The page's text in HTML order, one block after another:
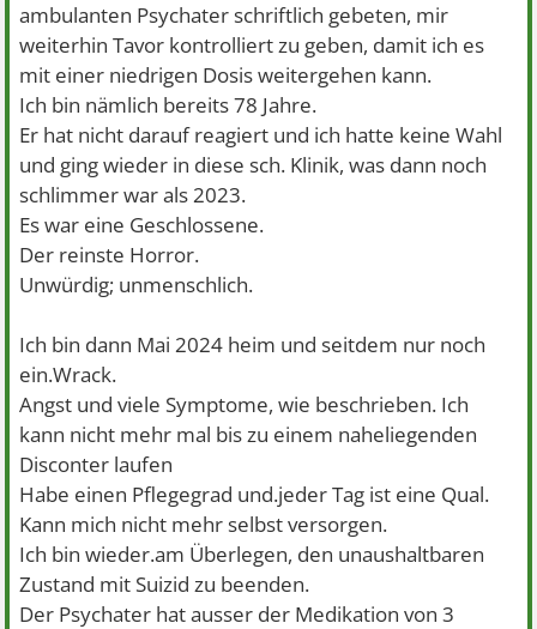
ambulanten Psychater schriftlich gebeten, mir
weiterhin Tavor kontrolliert zu geben, damit ich es
mit einer niedrigen Dosis weitergehen kann.
Ich bin nämlich bereits 78 Jahre.
Er hat nicht darauf reagiert und ich hatte keine Wahl
und ging wieder in diese sch. Klinik, was dann noch
schlimmer war als 2023.
Es war eine Geschlossene.
Der reinste Horror.
Unwürdig; unmenschlich.
Ich bin dann Mai 2024 heim und seitdem nur noch
ein.Wrack.
Angst und viele Symptome, wie beschrieben. Ich
kann nicht mehr mal bis zu einem naheliegenden
Disconter laufen
Habe einen Pflegegrad und.jeder Tag ist eine Qual.
Kann mich nicht mehr selbst versorgen.
Ich bin wieder.am Überlegen, den unaushaltbaren
Zustand mit Suizid zu beenden.
Der Psychater hat ausser der Medikation von 3